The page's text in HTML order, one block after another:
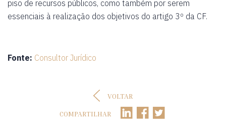
piso de recursos públicos, como também por serem
essenciais à realização dos objetivos do artigo 3º da CF.
Fonte: Consultor Jurídico
VOLTAR
COMPARTILHAR